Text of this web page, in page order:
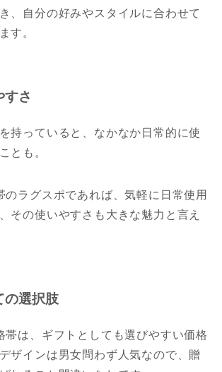
、自分の好みやスタイルに合わせて
す。
すさ
持っていると、なかなか日常的に使
とも。
のラグスポであれば、気軽に日常使用
その使いやすさも大きな魅力と言え
の選択肢
帯は、ギフトとしても選びやすい価格
ザインは男女問わず人気なので、贈